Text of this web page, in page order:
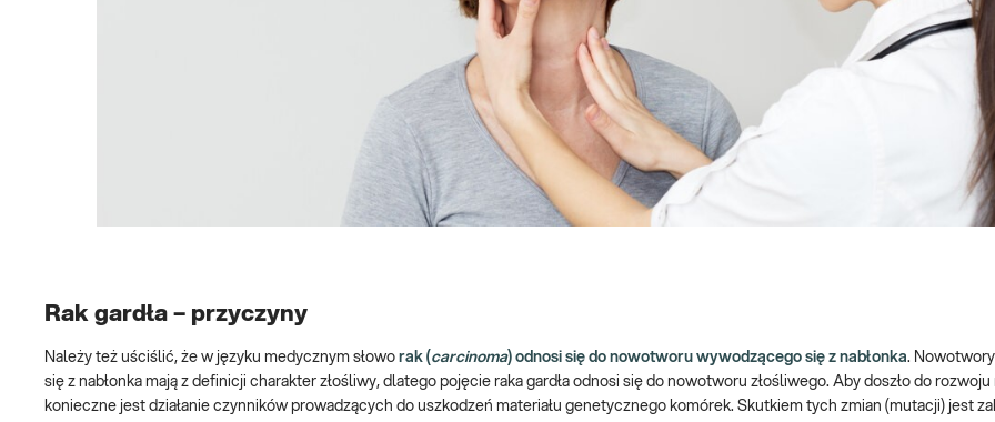
Rak gardła – przyczyny
Należy też uściślić, że w języku medycznym słowo rak (carcinoma) odnosi się do nowotworu wywodzącego się z nabłonka.
się z nabłonka mają z definicji charakter złośliwy, dlatego pojęcie raka gardła odnosi się do nowotworu złośliwego. Aby doszło do
konieczne jest działanie czynników prowadzących do uszkodzeń materiału genetycznego komórek. Skutkiem tych zmian (mutacji) jest